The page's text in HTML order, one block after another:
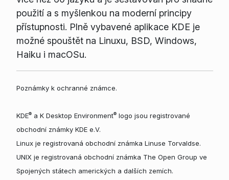
použití a s myšlenkou na moderní principy
přístupnosti. Plně vybavené aplikace KDE je
možné spouštět na Linuxu, BSD, Windows,
Haiku i macOSu.
Poznámky k ochranné známce.
KDE®a K Desktop Environment®logo jsou registrované
obchodní známky KDE e.V.
Linux je registrovaná obchodní známka Linuse Torvaldse.
UNIX je registrovaná obchodní známka The Open Group ve
Spojených státech amerických a dalších zemích.